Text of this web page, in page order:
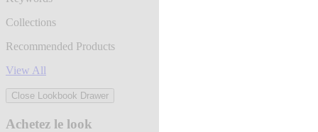
Collections
Recommended Products
View All
Close Lookbook Drawer
Achetez le look